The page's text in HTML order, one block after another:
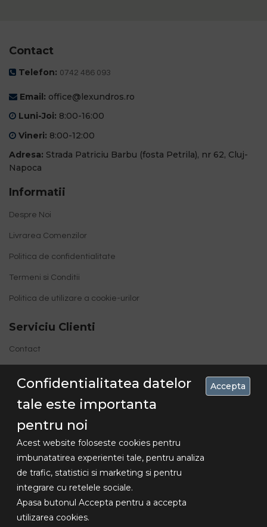
Concediu 30.07-16.08 , livrarile se vor
face dupa aceasta data!!!
Contact
Telefon: 0742 486 093
Email: office@lexundros.ro
Luni-Joi: 8:00-16:00
Vineri: 8:00-12:00
Adresa: Strada Patriciu Barbu (fosta Petrila), nr 62, Cluj-
Napoca
Informatii
Despre Noi
Livrarea Comenzilor
Politica de confidentialitate
Termeni si Conditii
Politica de utilizare a cookie-urilor
Serviciu Clienti
Contact
© 2018
Confidentialitatea datelor
tale este importanta
pentru noi
Acest website foloseste cookies pentru
imbunatatirea experientei tale, pentru analiza
de trafic, statistici si marketing si pentru
integrare cu retelele sociale.
Apasa butonul Accepta pentru a accepta
utilizarea cookies.
Accepta